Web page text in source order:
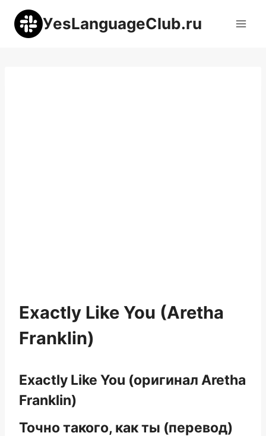
Перейти
содержимому
УesLanguageClub.ru
Exactly Like You (Aretha
Franklin)
Exactly Like You (оригинал Aretha
Franklin)
Точно такого, как ты (перевод)